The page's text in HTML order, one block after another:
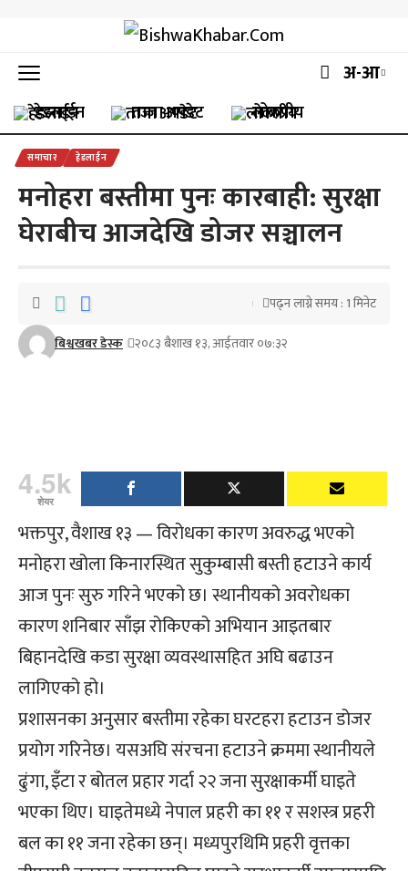
अ-आ
हेडलाईन ताजा अपडेट लोकप्रीय
समाचार हेडलाईन
मनोहरा बस्तीमा पुनः कारबाही: सुरक्षा
घेराबीच आजदेखि डोजर सञ्चालन
बिश्वखबर डेस्क २०८३ बैशाख १३, आईतवार ०७:३२
पढ्न लाग्ने समय : 1 मिनेट
4.5k
शेयर
भक्तपुर, वैशाख १३ — विरोधका कारण अवरुद्ध भएको
मनोहरा खोला किनारस्थित सुकुम्बासी बस्ती हटाउने कार्य
आज पुनः सुरु गरिने भएको छ। स्थानीयको अवरोधका
कारण शनिबार साँझ रोकिएको अभियान आइतबार
बिहानदेखि कडा सुरक्षा व्यवस्थासहित अघि बढाउन
लागिएको हो।
प्रशासनका अनुसार बस्तीमा रहेका घरटहरा हटाउन डोजर
प्रयोग गरिनेछ। यसअघि संरचना हटाउने क्रममा स्थानीयले
ढुंगा, इँटा र बोतल प्रहार गर्दा २२ जना सुरक्षाकर्मी घाइते
भएका थिए। घाइतेमध्ये नेपाल प्रहरी का ११ र सशस्त्र प्रहरी
बल का ११ जना रहेका छन्। मध्यपुरथिमि प्रहरी वृत्तका